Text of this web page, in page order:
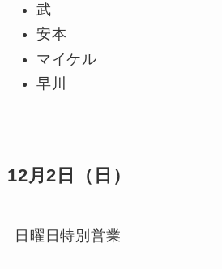
武
安本
マイケル
早川
12月2日（日）
日曜日特別営業